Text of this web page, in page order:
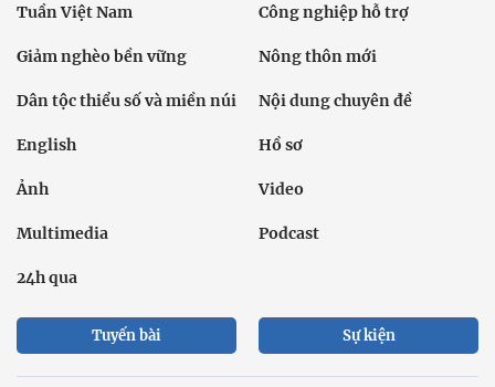
Tuần Việt Nam Công nghiệp hỗ trợ
Giảm nghèo bền vững Nông thôn mới
Dân tộc thiểu số và miền núi Nội dung chuyên đề
English Hồ sơ
Ảnh Video
Multimedia Podcast
24h qua
Tuyến bài Sự kiện